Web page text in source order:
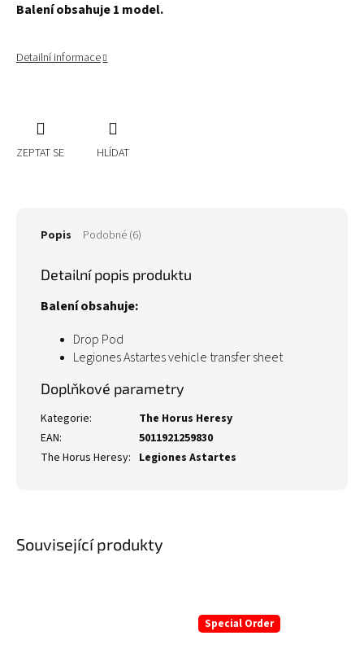
Balení obsahuje 1 model.
Detailní informace
ZEPTAT SE HLÍDAT
Související produkty
Special Order
Popis Podobné (6)
Detailní popis produktu
Balení obsahuje:
Drop Pod
Legiones Astartes vehicle transfer sheet
Doplňkové parametry
Kategorie:
The Horus Heresy
EAN:
5011921259830
The Horus Heresy: Legiones Astartes